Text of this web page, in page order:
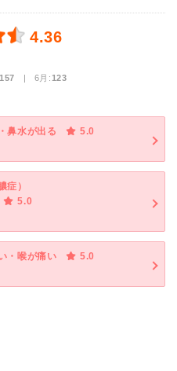
4.36
157 | 6月:123
鼻水が出る
5.0
症）
5.0
・喉が痛い
5.0